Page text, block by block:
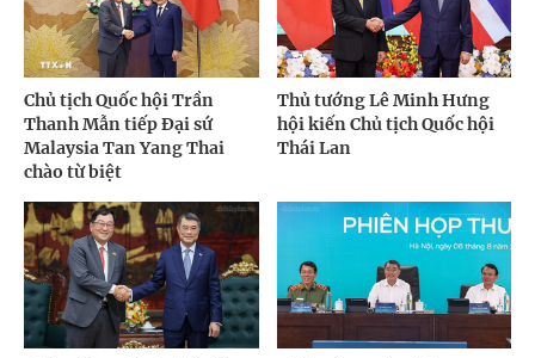
Chủ tịch Quốc hội Trần
Thanh Mẫn tiếp Đại sứ
Malaysia Tan Yang Thai
chào từ biệt
Thủ tướng Lê Minh Hưng
hội kiến Chủ tịch Quốc hội
Thái Lan